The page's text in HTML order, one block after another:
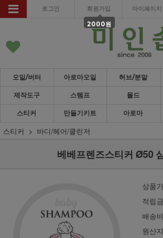
로그인 회원가입
2000원
마이페이지
오일/버터 아로마오일 허브/분말
제작도구 스템프 몰드
스티커 만들기키트 아로마
스티커 바디/헤어/클린저
베베프렌즈스티커 Ø50
상품가
적립금
배송비
원산지